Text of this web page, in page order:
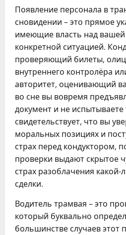
Появление персонала в
сновидении – это прямое
имеющие власть над
конкретной ситуацией.
проверяющий билеты,
внутреннего контролёра
авторитет, оценивающий
во сне вы вовремя
документ и не испытываете
свидетельствует, что вы
моральных позициях и
страх перед кондуктором,
проверки выдают скрытое
страх разоблачения какой-
сделки.
Водитель трамвая – это
который буквально
большинстве случаев этот